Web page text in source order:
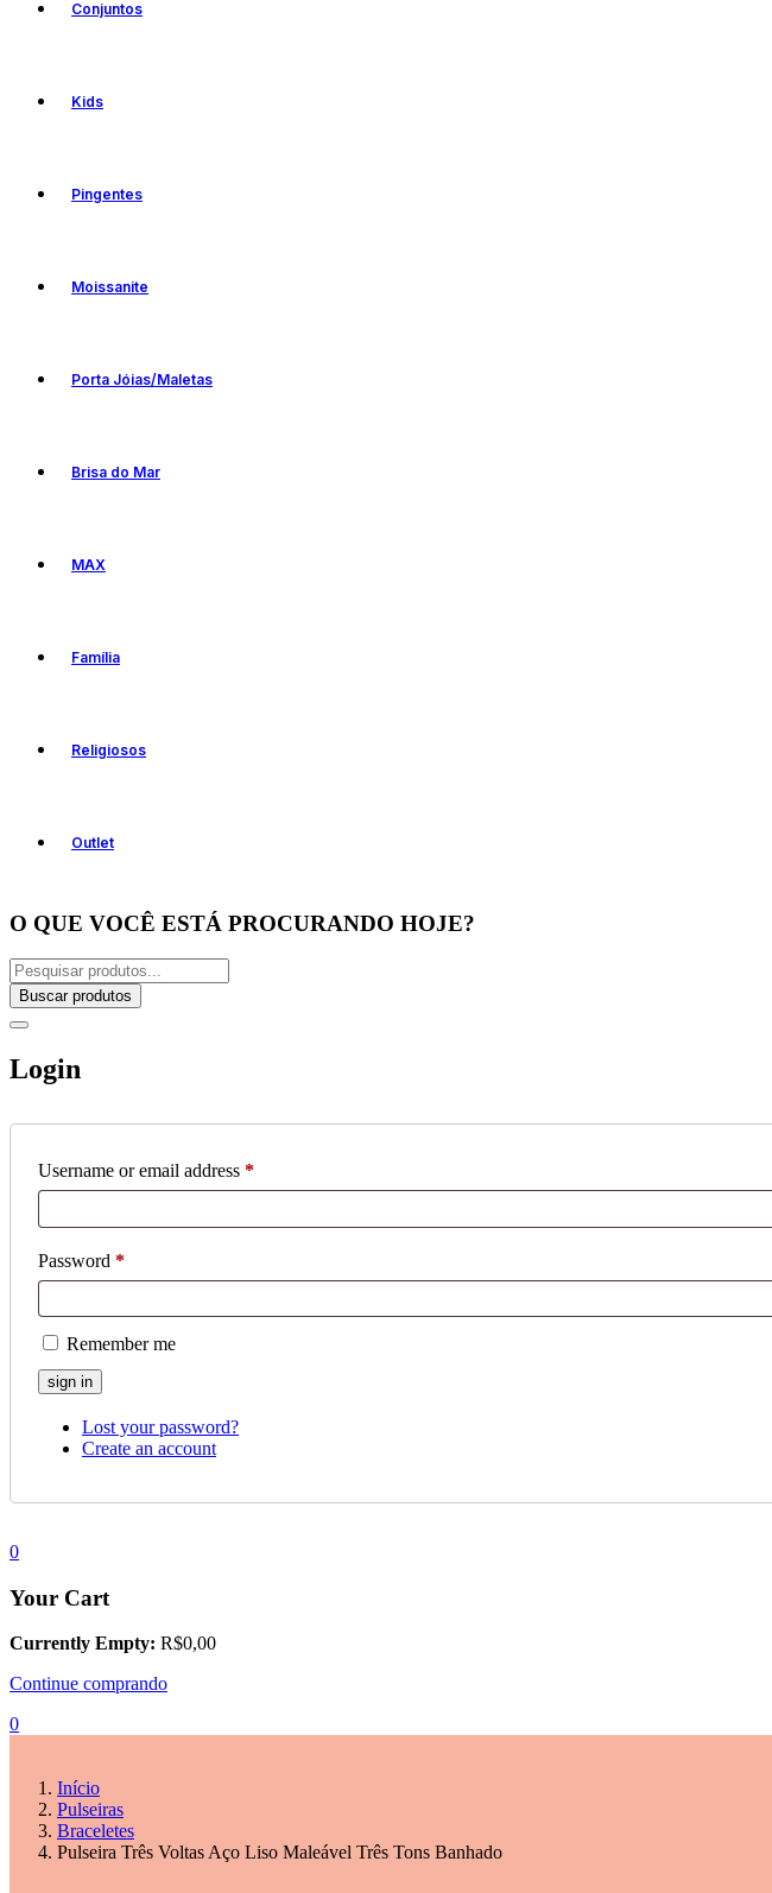
Conjuntos
Kids
Pingentes
Moissanite
Porta Jóias/Maletas
Brisa do Mar
MAX
Família
Religiosos
Outlet
O QUE VOCÊ ESTÁ PROCURANDO HOJE?
Buscar produtos
Login
Username or email address *
Password *
Remember me
Lost your password?
Create an account
0
Your Cart
Currently Empty: R$0,00
Continue comprando
0
Início
Pulseiras
Braceletes
Pulseira Três Voltas Aço Liso Maleável Três Tons Banhado